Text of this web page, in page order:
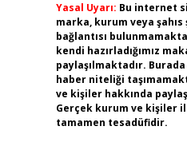
Yasal Uyarı: Bu internet
marka, kurum veya
bağlantısı
kendi hazırladığımız
paylaşılmaktadır.
haber niteliği
ve kişiler hakkında
Gerçek kurum ve kişiler
tamamen tesadüfidir.